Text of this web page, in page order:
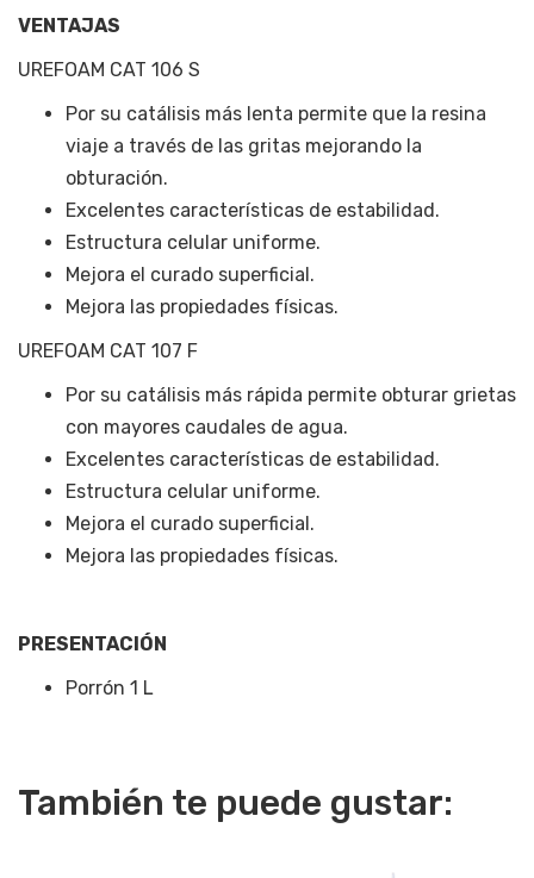
VENTAJAS
UREFOAM CAT 106 S
Por su catálisis más lenta permite que la resina
viaje a través de las gritas mejorando la
obturación.
Excelentes características de estabilidad.
Estructura celular uniforme.
Mejora el curado superficial.
Mejora las propiedades físicas.
UREFOAM CAT 107 F
Por su catálisis más rápida permite obturar grietas
con mayores caudales de agua.
Excelentes características de estabilidad.
Estructura celular uniforme.
Mejora el curado superficial.
Mejora las propiedades físicas.
PRESENTACIÓN
Porrón 1 L
También te puede gustar: